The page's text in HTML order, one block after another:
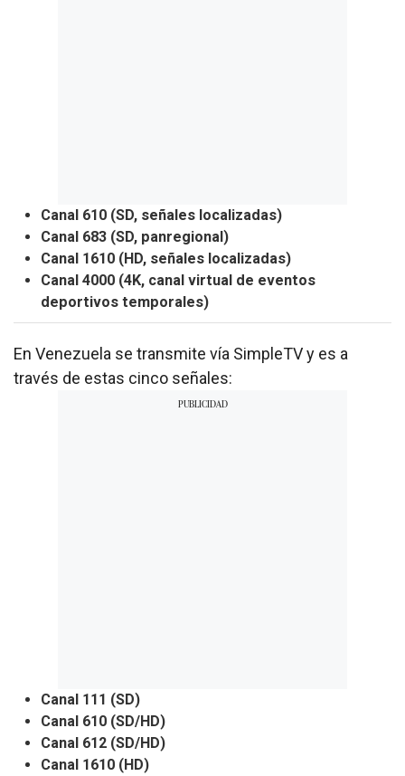
Canal 610 (SD, señales localizadas)
Canal 683 (SD, panregional)
Canal 1610 (HD, señales localizadas)
Canal 4000 (4K, canal virtual de eventos
deportivos temporales)
En Venezuela se transmite vía SimpleTV y es a
través de estas cinco señales:
Canal 111 (SD)
Canal 610 (SD/HD)
Canal 612 (SD/HD)
Canal 1610 (HD)